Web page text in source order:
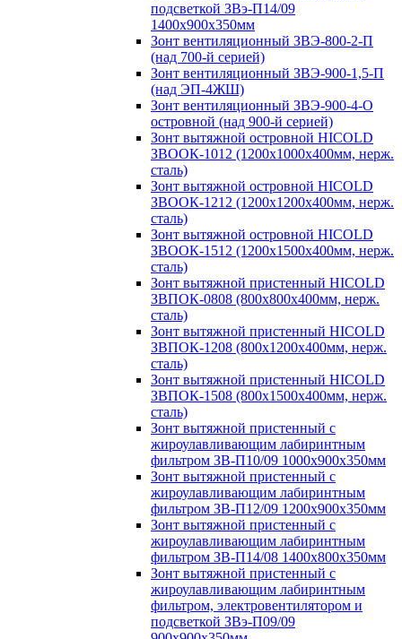
подсветкой ЗВэ-П14/09
1400х900х350мм
Зонт вентиляционный ЗВЭ-800-2-П
(над 700-й серией)
Зонт вентиляционный ЗВЭ-900-1,5-П
(над ЭП-4ЖШ)
Зонт вентиляционный ЗВЭ-900-4-О
островной (над 900-й серией)
Зонт вытяжной островной HICOLD
ЗВООК-1012 (1200х1000х400мм, нерж.
сталь)
Зонт вытяжной островной HICOLD
ЗВООК-1212 (1200x1200x400мм, нерж.
сталь)
Зонт вытяжной островной HICOLD
ЗВООК-1512 (1200х1500х400мм, нерж.
сталь)
Зонт вытяжной пристенный HICOLD
ЗВПОК-0808 (800х800х400мм, нерж.
сталь)
Зонт вытяжной пристенный HICOLD
ЗВПОК-1208 (800х1200х400мм, нерж.
сталь)
Зонт вытяжной пристенный HICOLD
ЗВПОК-1508 (800х1500х400мм, нерж.
сталь)
Зонт вытяжной пристенный с
жироулавливающим лабиринтным
фильтром ЗВ-П10/09 1000х900х350мм
Зонт вытяжной пристенный с
жироулавливающим лабиринтным
фильтром ЗВ-П12/09 1200х900х350мм
Зонт вытяжной пристенный с
жироулавливающим лабиринтным
фильтром ЗВ-П14/08 1400х800х350мм
Зонт вытяжной пристенный с
жироулавливающим лабиринтным
фильтром, электровентилятором и
подсветкой ЗВэ-П09/09